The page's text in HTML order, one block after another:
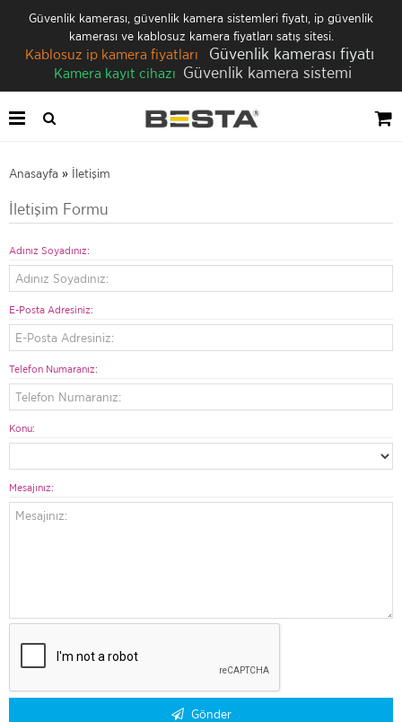
Güvenlik kamerası, güvenlik kamera sistemleri fiyatı, ip güvenlik
kamerası ve kablosuz kamera fiyatları satış sitesi.
Kablosuz ip kamera fiyatları Güvenlik kamerası fiyatı
Kamera kayıt cihazı Güvenlik kamera sistemi
Anasayfa » İletişim
İletişim Formu
Adınız Soyadınız:
E-Posta Adresiniz:
Telefon Numaranız:
Konu:
Mesajınız:
Gönder